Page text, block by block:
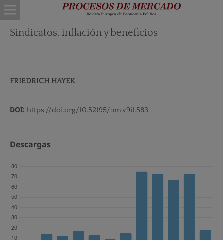
Sindicatos, inflación y beneficios
FRIEDRICH HAYEK
DOI: https://doi.org/10.52195/pm.v9i1.583
Descargas